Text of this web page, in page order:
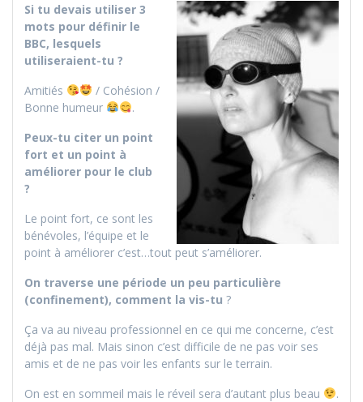
Si tu devais utiliser 3
mots pour définir le
BBC, lesquels
utiliseraient-tu ?
Amitiés
/ Cohésion /
Bonne humeur
.
Peux-tu citer un point
fort et un point à
améliorer pour le club
?
Le point fort, ce sont les
bénévoles, l’équipe et le
point à améliorer c’est…tout peut s’améliorer.
On traverse une période un peu particulière
(confinement), comment la vis-tu ?
Ça va au niveau professionnel en ce qui me concerne, c’est
déjà pas mal. Mais sinon c’est difficile de ne pas voir ses
amis et de ne pas voir les enfants sur le terrain.
On est en sommeil mais le réveil sera d’autant plus beau
.